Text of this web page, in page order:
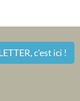
c'est ici !